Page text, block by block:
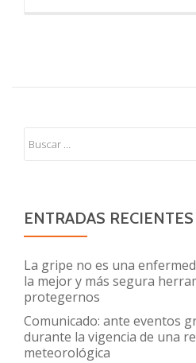
ENTRADAS RECIENTES
La gripe no es una
la mejor y más segura
protegernos
Comunicado: ante eventos
durante la vigencia de una
meteorológica